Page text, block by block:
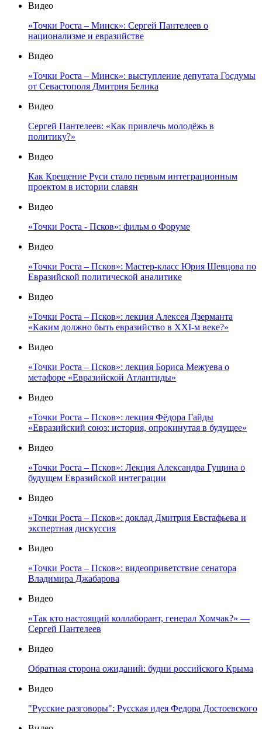
Видео
«Точки Роста – Минск»: Сергей Пантелеев о
национализме и евразийстве
Видео
«Точки Роста – Минск»: выступление депутата Госдумы
от Севастополя Дмитрия Белика
Видео
Сергей Пантелеев: «Как привлечь молодёжь в
политику?»
Видео
Как Крещение Руси стало первым интеграционным
проектом в истории славян
Видео
«Точки Роста - Псков»: фильм о Форуме
Видео
«Точки Роста – Псков»: Мастер-класс Юрия Шевцова по
Евразийской политической аналитике
Видео
«Точки Роста – Псков»: лекция Алексея Дзерманта
«Каким должно быть евразийство в XXI-м веке?»
Видео
«Точки Роста – Псков»: лекция Бориса Межуева о
метафоре «Евразийской Атлантиды»
Видео
«Точки Роста – Псков»: лекция Фёдора Гайды
«Евразийский союз: история, опрокинутая в будущее»
Видео
«Точки Роста – Псков»: Лекция Александра Гущина о
будущем Евразийской интеграции
Видео
«Точки Роста – Псков»: доклад Дмитрия Евстафьева и
экспертная дискуссия
Видео
«Точки Роста – Псков»: видеоприветствие сенатора
Владимира Джабарова
Видео
«Так кто настоящий коллаборант, генерал Хомчак?» —
Сергей Пантелеев
Видео
Обратная сторона ожиданий: будни российского Крыма
Видео
"Русские разговоры": Русская идея Федора Достоевского